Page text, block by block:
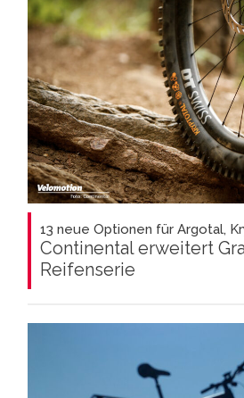
13 neue Optionen für Argotal,
Continental erweitert
Reifenserie